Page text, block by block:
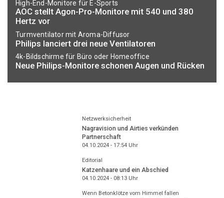
High-End-Monitore für E-Sports
AOC stellt Agon-Pro-Monitore mit 540 und 380
Hertz vor
Turmventilator mit Aroma-Diffusor
Philips lanciert drei neue Ventilatoren
4k-Bildschirme für Büro oder Homeoffice
Neue Philips-Monitore schonen Augen und Rücken
Netzwerksicherheit
Nagravision und Airties verkünden
Partnerschaft
04.10.2024 - 17:54Uhr
Editorial
Katzenhaare und ein Abschied
04.10.2024 - 08:13Uhr
Wenn Betonklötze vom Himmel fallen